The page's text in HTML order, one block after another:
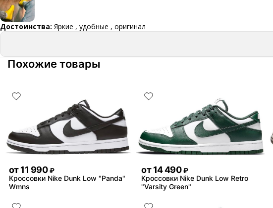
Достоинства: Яркие , удобные , оригинал
Похожие товары
от11 990 ₽
Кроссовки Nike Dunk Low "Panda"
Wmns
от 14 490 ₽
Кроссовки Nike Dunk Low Retro
"Varsity Green"